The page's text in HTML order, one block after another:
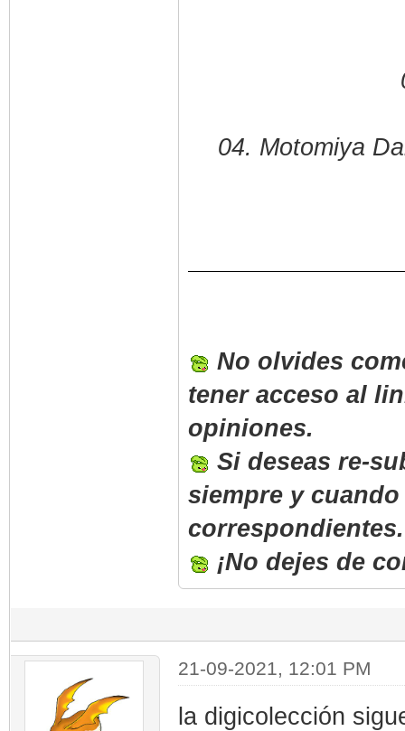
04. Motomiya
No olvides
tener acceso al
opiniones.
Si deseas re-
siempre y
correspondientes.
¡No dejes de
21-09-2021, 12:01 PM
la digicolección